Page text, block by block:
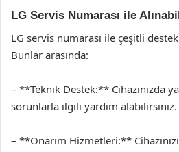
LG Servis Numarası ile
LG servis numarası ile çeşitli
Bunlar arasında:
– **Teknik Destek:** Cihazınızda
sorunlarla ilgili yardım alabilirsiniz.
– **Onarım Hizmetleri:**